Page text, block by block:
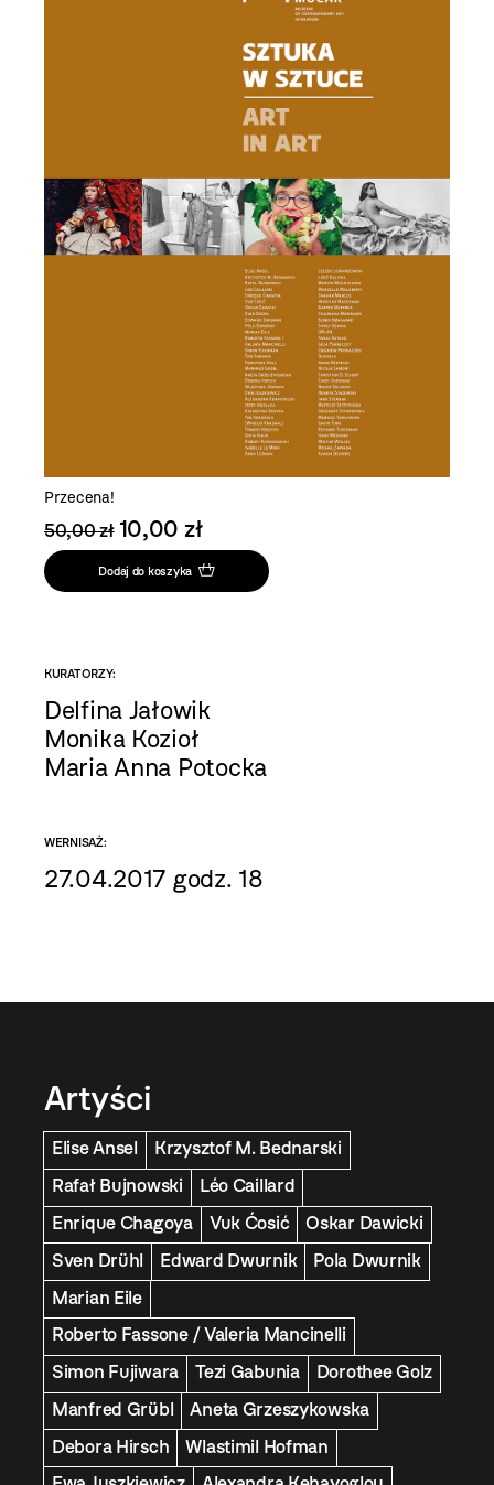
Przecena!
50,00 zł 10,00 zł
Dodaj do koszyka
KURATORZY:
Delfina Jałowik
Monika Kozioł
Maria Anna Potocka
WERNISAŻ:
27.04.2017 godz. 18
Artyści
Elise Ansel
Krzysztof M. Bednarski
Rafał Bujnowski
Léo Caillard
Enrique Chagoya
Vuk Ćosić
Oskar Dawicki
Sven Drühl
Edward Dwurnik
Pola Dwurnik
Marian Eile
Roberto Fassone / Valeria Mancinelli
Simon Fujiwara
Tezi Gabunia
Dorothee Golz
Manfred Grübl
Aneta Grzeszykowska
Debora Hirsch
Wlastimil Hofman